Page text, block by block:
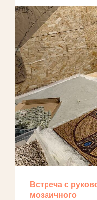
Встреча с
мозаичного